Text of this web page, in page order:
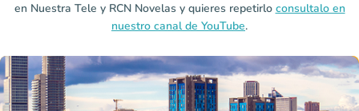
en Nuestra Tele y RCN Novelas y quieres repetirlo consultalo en
nuestro canal de YouTube.